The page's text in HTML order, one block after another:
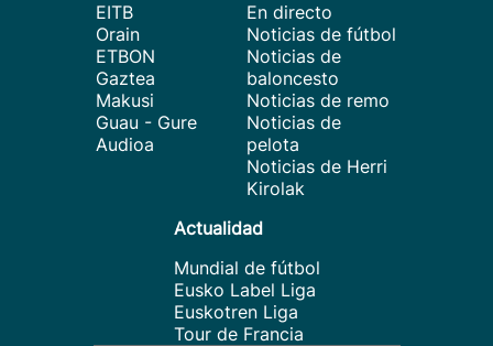
EITB
Orain
ETBON
Gaztea
Makusi
Guau - Gure
Audioa
En directo
Noticias de fútbol
Noticias de
baloncesto
Noticias de remo
Noticias de
pelota
Noticias de Herri
Kirolak
Actualidad
Mundial de fútbol
Eusko Label Liga
Euskotren Liga
Tour de Francia